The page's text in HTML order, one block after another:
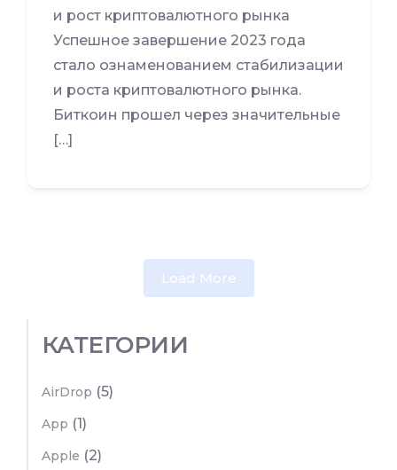
и рост криптовалютного рынка
Успешное завершение 2023 года
стало ознаменованием стабилизации
и роста криптовалютного рынка.
Биткоин прошел через значительные
[…]
Load More
КАТЕГОРИИ
AirDrop (5)
App (1)
Apple (2)